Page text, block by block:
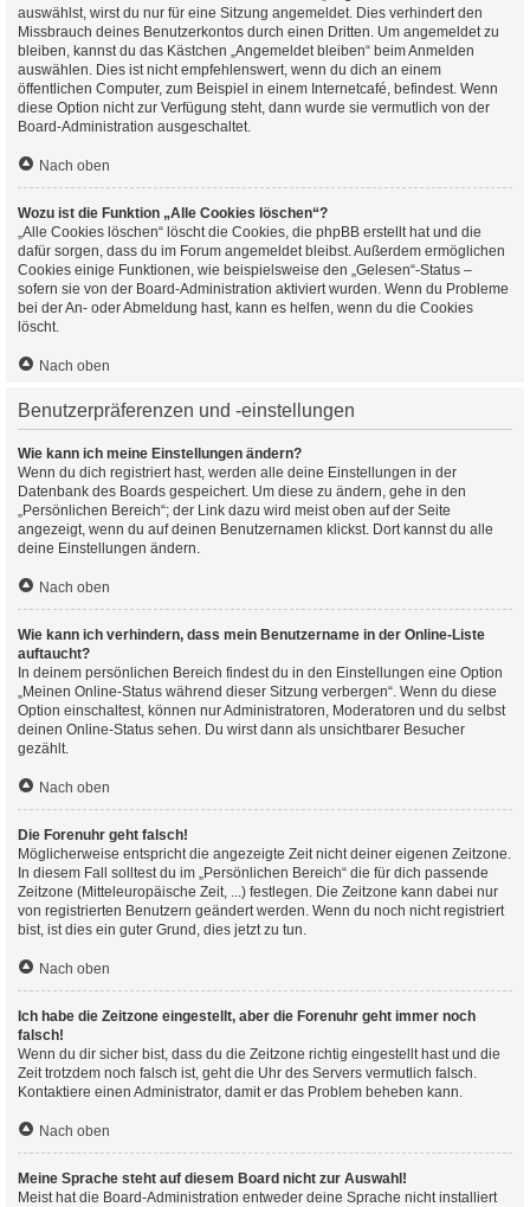
auswählst, wirst du nur für eine Sitzung angemeldet. Dies verhindert den
Missbrauch deines Benutzerkontos durch einen Dritten. Um angemeldet zu
bleiben, kannst du das Kästchen „Angemeldet bleiben“ beim Anmelden
auswählen. Dies ist nicht empfehlenswert, wenn du dich an einem
öffentlichen Computer, zum Beispiel in einem Internetcafé, befindest. Wenn
diese Option nicht zur Verfügung steht, dann wurde sie vermutlich von der
Board-Administration ausgeschaltet.
Nach oben
Wozu ist die Funktion „Alle Cookies löschen“?
„Alle Cookies löschen“ löscht die Cookies, die phpBB erstellt hat und die
dafür sorgen, dass du im Forum angemeldet bleibst. Außerdem ermöglichen
Cookies einige Funktionen, wie beispielsweise den „Gelesen“-Status –
sofern sie von der Board-Administration aktiviert wurden. Wenn du Probleme
bei der An- oder Abmeldung hast, kann es helfen, wenn du die Cookies
löscht.
Nach oben
Benutzerpräferenzen und -einstellungen
Wie kann ich meine Einstellungen ändern?
Wenn du dich registriert hast, werden alle deine Einstellungen in der
Datenbank des Boards gespeichert. Um diese zu ändern, gehe in den
„Persönlichen Bereich“; der Link dazu wird meist oben auf der Seite
angezeigt, wenn du auf deinen Benutzernamen klickst. Dort kannst du alle
deine Einstellungen ändern.
Nach oben
Wie kann ich verhindern, dass mein Benutzername in der Online-Liste
auftaucht?
In deinem persönlichen Bereich findest du in den Einstellungen eine Option
„Meinen Online-Status während dieser Sitzung verbergen“. Wenn du diese
Option einschaltest, können nur Administratoren, Moderatoren und du selbst
deinen Online-Status sehen. Du wirst dann als unsichtbarer Besucher
gezählt.
Nach oben
Die Forenuhr geht falsch!
Möglicherweise entspricht die angezeigte Zeit nicht deiner eigenen Zeitzone.
In diesem Fall solltest du im „Persönlichen Bereich“ die für dich passende
Zeitzone (Mitteleuropäische Zeit, ...) festlegen. Die Zeitzone kann dabei nur
von registrierten Benutzern geändert werden. Wenn du noch nicht registriert
bist, ist dies ein guter Grund, dies jetzt zu tun.
Nach oben
Ich habe die Zeitzone eingestellt, aber die Forenuhr geht immer noch
falsch!
Wenn du dir sicher bist, dass du die Zeitzone richtig eingestellt hast und die
Zeit trotzdem noch falsch ist, geht die Uhr des Servers vermutlich falsch.
Kontaktiere einen Administrator, damit er das Problem beheben kann.
Nach oben
Meine Sprache steht auf diesem Board nicht zur Auswahl!
Meist hat die Board-Administration entweder deine Sprache nicht installiert